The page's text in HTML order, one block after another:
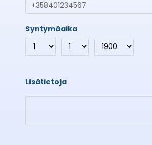
Syntymäaika
Lisätietoja